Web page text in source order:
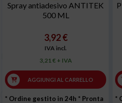
Spray antiadesivo ANTITEK
500 ML
3,92 €
IVA incl.
3,21 € + IVA
AGGIUNGI AL CARRELLO
* Ordine gestito in 24h * Pronta
*